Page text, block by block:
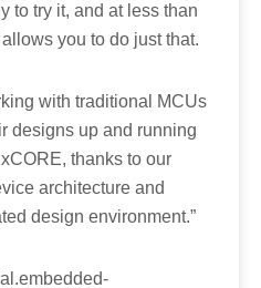
to try it, and at less than
you to do just that.
with traditional MCUs
designs up and running
thanks to our
architecture and
design environment.”